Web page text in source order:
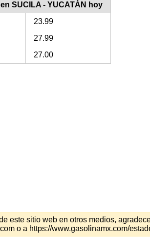
SUCILA - YUCATÁN hoy
23.99
27.99
27.00
este sitio web en otros medios,
o a https://www.gasolinamx.com/